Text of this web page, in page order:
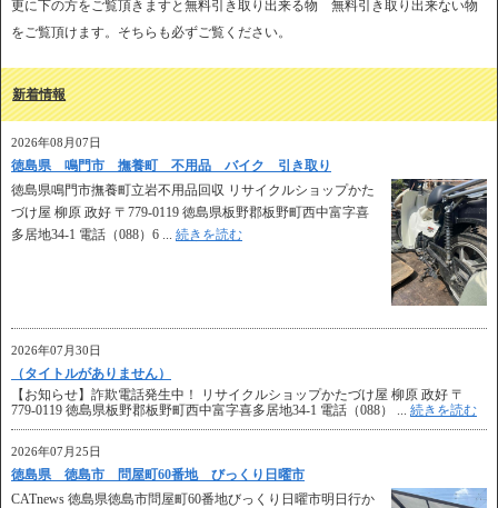
更に下の方をご覧頂きますと無料引き取り出来る物 無料引き取り出来ない物
をご覧頂けます。そちらも必ずご覧ください。
新着情報
2026年08月07日
徳島県 鳴門市 撫養町 不用品 バイク 引き取り
徳島県鳴門市撫養町立岩不用品回収 リサイクルショップかた
づけ屋 柳原 政好 〒779-0119 徳島県板野郡板野町西中富字喜
多居地34-1 電話（088）6 ... 続きを読む
2026年07月30日
（タイトルがありません）
【お知らせ】詐欺電話発生中！ リサイクルショップかたづけ屋 柳原 政好 〒
779-0119 徳島県板野郡板野町西中富字喜多居地34-1 電話（088） ... 続きを読む
2026年07月25日
徳島県 徳島市 問屋町60番地 びっくり日曜市
CATnews 徳島県徳島市問屋町60番地びっくり日曜市明日行か